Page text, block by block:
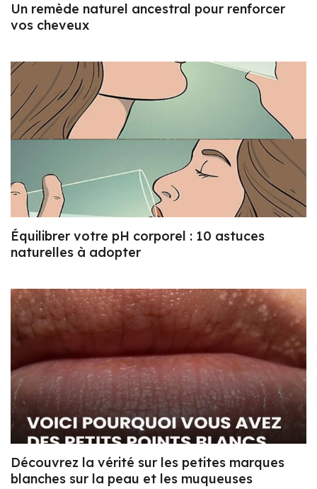
Un remède naturel ancestral pour renforcer
vos cheveux
Équilibrer votre pH corporel : 10 astuces
naturelles à adopter
Découvrez la vérité sur les petites marques
blanches sur la peau et les muqueuses